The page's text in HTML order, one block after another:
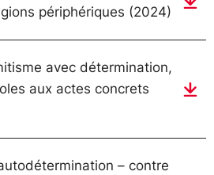
périphériques (2024)
avec détermination,
aux actes concrets
– contre